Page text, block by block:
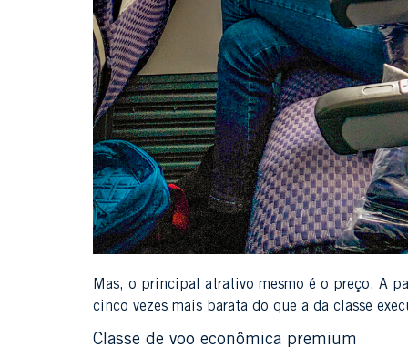
Mas, o principal atrativo mesmo é o preço. A
cinco vezes mais barata do que a da classe
Classe de voo econômica premium